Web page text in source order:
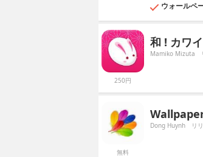
ウォールペ
250円
和 ! カワ
Mamiko Mizuta
無料
Dong Huynh リ